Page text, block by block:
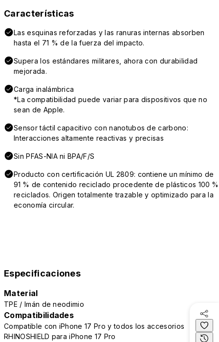
Características
Las esquinas reforzadas y las ranuras internas absorben
hasta el 71 % de la fuerza del impacto.
Supera los estándares militares, ahora con durabilidad
mejorada.
Carga inalámbrica
*La compatibilidad puede variar para dispositivos que no
sean de Apple.
Sensor táctil capacitivo con nanotubos de carbono:
Interacciones altamente reactivas y precisas
Sin PFAS-NIA ni BPA/F/S
Producto con certificación UL 2809: contiene un mínimo de
91 % de contenido reciclado procedente de plásticos 100 %
reciclados. Origen totalmente trazable y optimizado para la
economía circular.
Especificaciones
Material
TPE / Imán de neodimio
Compatibilidades
Compatible con iPhone 17 Pro y todos los accesorios
RHINOSHIELD para iPhone 17 Pro